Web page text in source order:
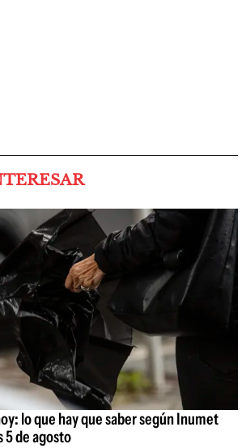
lo que hay que saber según Inumet
5 de agosto